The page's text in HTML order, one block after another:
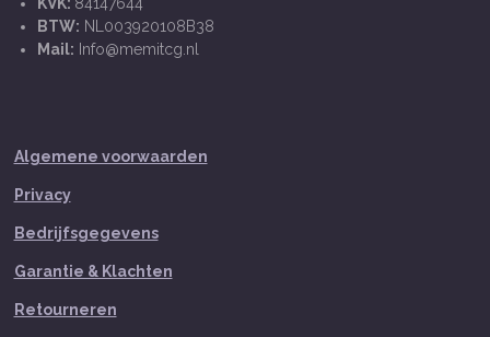
BTW: NL003920108B38
Mail: Info@memitcg.nl
Algemene voorwaarden
Privacy
Bedrijfsgegevens
Garantie & Klachten
Retourneren